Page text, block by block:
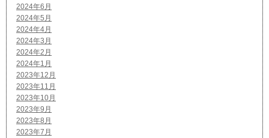
2024年6月
2024年5月
2024年4月
2024年3月
2024年2月
2024年1月
2023年12月
2023年11月
2023年10月
2023年9月
2023年8月
2023年7月